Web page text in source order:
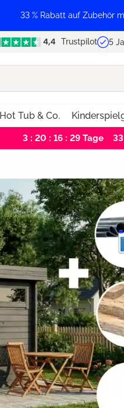
33 % Rabatt auf Zubehör
Trustpilot 5
Hot Tub & Co.
3 : 20 : 16 : 29Tage